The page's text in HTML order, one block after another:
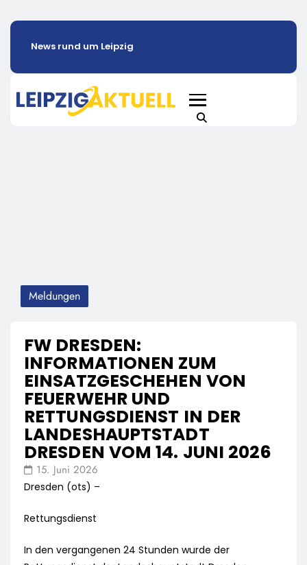
News rund um Leipzig
Meldungen
FW DRESDEN:
INFORMATIONEN ZUM
EINSATZGESCHEHEN VON
FEUERWEHR UND
RETTUNGSDIENST IN DER
LANDESHAUPTSTADT
DRESDEN VOM 14. JUNI 2026
15. Juni 2026
Dresden (ots) –
Rettungsdienst
In den vergangenen 24 Stunden wurde der